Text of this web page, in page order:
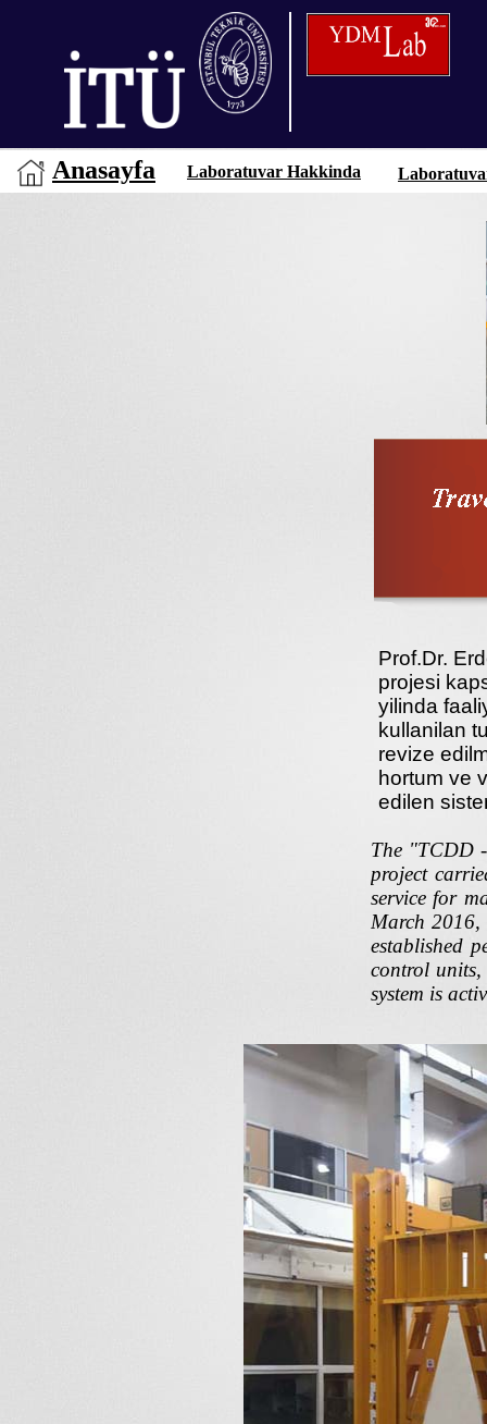
Prof.Dr.
projesi
yilinda
kullanilan
revize
hortum ve
edilen
Anasayfa Laboratuvar Hakkinda
The "TCDD
project
service for
March 2016,
established
control units,
system is